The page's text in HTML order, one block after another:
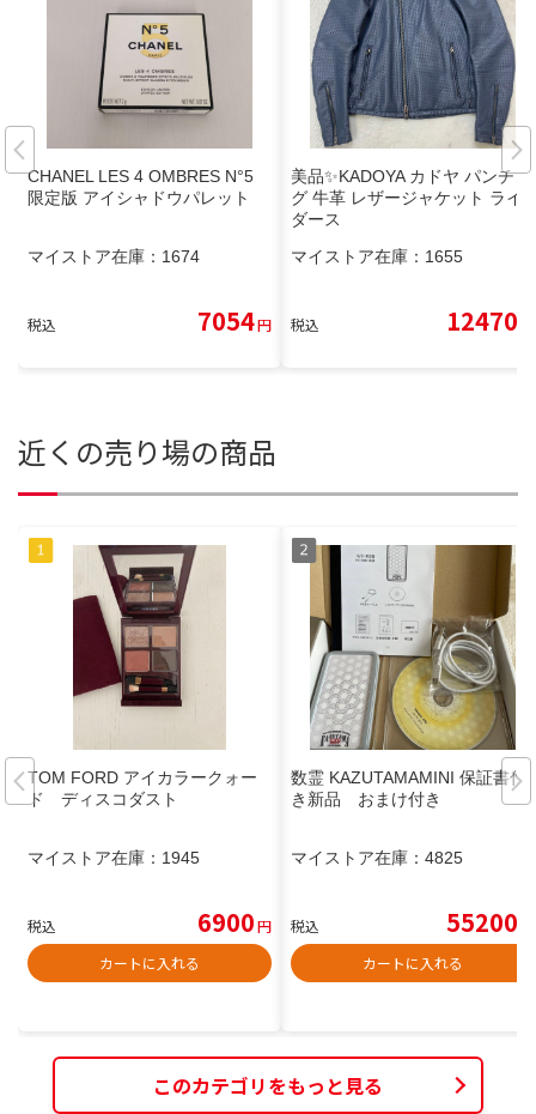
CHANEL LES 4 OMBRES N°5
限定版 アイシャドウパレット
マイストア在庫： 1674
税込 7054円
美品✨KADOYA カドヤ パンチン
グ 牛革 レザージャケット ライ
ダース
マイストア在庫： 1655
税込 12470
近くの売り場の商品
TOM FORD アイカラークォー
ド ディスコダスト
マイストア在庫： 1945
税込 6900円
カートに入れる
数霊 KAZUTAMAMINI 保証書付
き新品 おまけ付き
マイストア在庫： 4825
税込 55200
カートに入れる
このカテゴリをもっと見る